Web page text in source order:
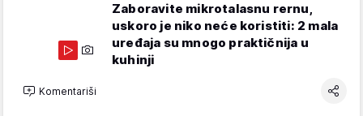
Zaboravite mikrotalasnu rernu,
uskoro je niko neće koristiti: 2 mala
uređaja su mnogo praktičnija u
kuhinji
Komentariši